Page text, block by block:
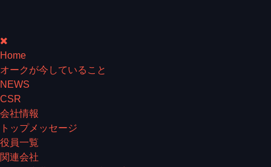
Home
オークが今していること
NEWS
CSR
会社情報
トップメッセージ
役員一覧
関連会社